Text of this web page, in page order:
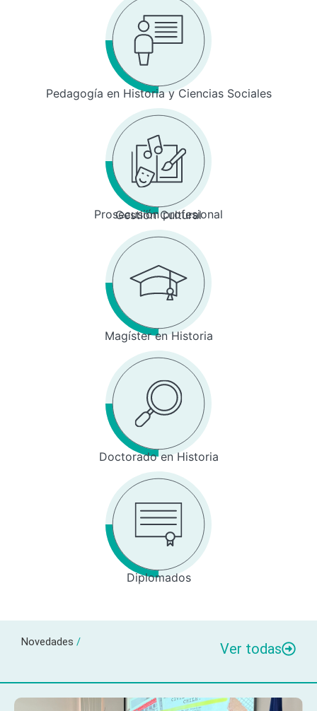
Pedagogía en Historia y Ciencias Sociales
Prosecusión profesional
Gestión Cultural
Magíster en Historia
Doctorado en Historia
Diplomados
Novedades / Ver todas